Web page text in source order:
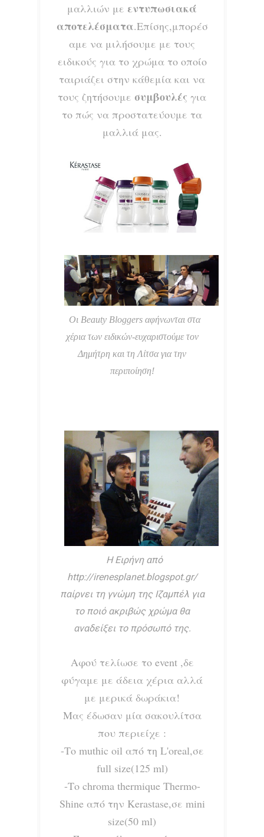
μαλλιών με εντυπωσιακά
αποτελέσματα.Επίσης,μπορέσ
αμε να μιλήσουμε με τους
ειδικούς για το χρώμα το οποίο
ταιριάζει στην κάθεμία και να
τους ζητήσουμε συμβουλές για
το πώς να προστατεύουμε τα
μαλλιά μας.
Οι Beauty Bloggers αφήνωνται στα
χέρια των ειδικών-ευχαριστούμε τον
Δημήτρη και τη Λίτσα για την
περιποίηση!
Η Ειρήνη από
http://irenesplanet.blogspot.gr/
παίρνει τη γνώμη της Ιζαμπέλ για
το ποιό ακριβώς χρώμα θα
αναδείξει το πρόσωπό της.
Αφού τελίωσε το event ,δε
φύγαμε με άδεια χέρια αλλά
με μερικά δωράκια!
Μας έδωσαν μία σακουλίτσα
που περιείχε :
-Το muthic oil από τη L'oreal,σε
full size(125 ml)
-Το chroma thermique Thermo-
Shine από την Kerastase,σε mini
size(50 ml)